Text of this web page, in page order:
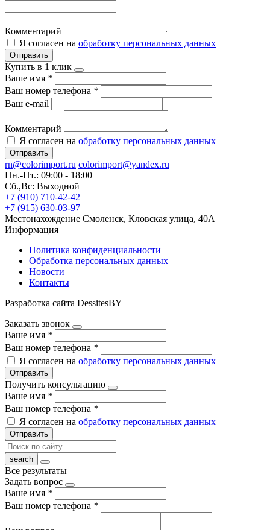
Комментарий
Я согласен на обработку персональных данных
Отправить
Купить в 1 клик
Ваше имя *
Ваш номер телефона *
Ваш e-mail
Комментарий
Я согласен на обработку персональных данных
Отправить
rn@colorimport.ru colorimport@yandex.ru
Пн.-Пт.: 09:00 - 18:00
Сб.,Вс: Выходной
+7 (910) 710-42-42
+7 (915) 630-03-97
Местонахождение Смоленск, Кловская улица, 40А
Информация
Политика конфиденциальности
Обработка персональных данных
Новости
Контакты
Разработка сайта DessitesBY
Заказать звонок
Ваше имя *
Ваш номер телефона *
Я согласен на обработку персональных данных
Отправить
Получить консультацию
Ваше имя *
Ваш номер телефона *
Я согласен на обработку персональных данных
Отправить
Все результаты
Задать вопрос
Ваше имя *
Ваш номер телефона *